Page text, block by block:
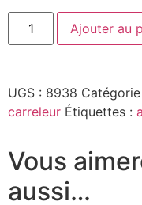
quantité
FEUTRES
Ajouter au
UGS : 8938 Catégorie
carreleur Étiquettes :
Vous
aussi…